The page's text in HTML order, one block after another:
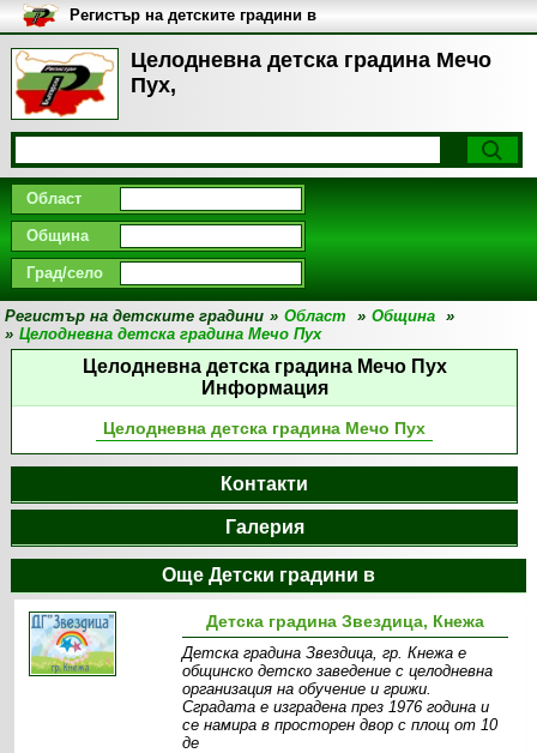
Целодневна детска градина Мечо
Пух,
Регистър на детските градини в
България
Област
Община
Град/село
Регистър на детските градини » Област » Община
»
» Целодневна детска градина Мечо Пух
Целодневна детска градина Мечо Пух
Информация
Целодневна детска градина Мечо Пух
Контакти
Галерия
Още Детски градини в
Детска градина Звездица, Кнежа
Детска градина Звездица, гр. Кнежа е
общинско детско заведение с целодневна
организация на обучение и грижи.
Сградата е изградена през 1976 година и
се намира в просторен двор с площ от 10
де